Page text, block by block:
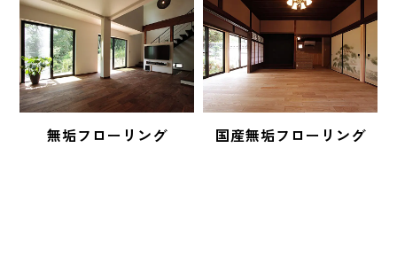
無垢フローリング 国産無垢フローリング